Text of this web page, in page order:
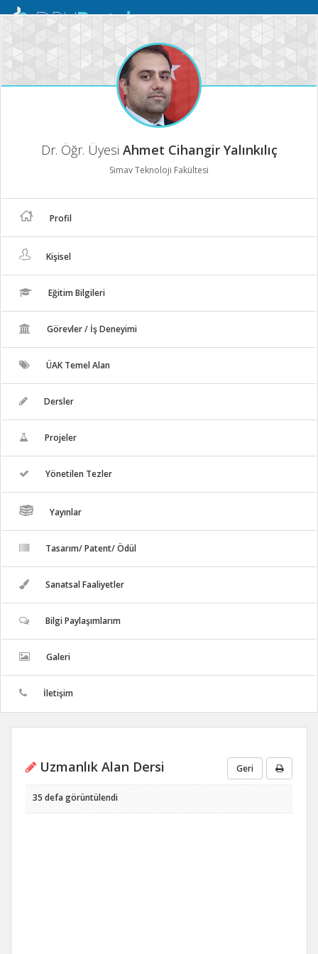
Mobil
Dr. Öğr. Üyesi Ahmet Cihangir Yalınkılıç
Simav Teknoloji Fakültesi
Profil
Kişisel
Eğitim Bilgileri
Görevler / İş Deneyimi
ÜAK Temel Alan
Dersler
Projeler
Yönetilen Tezler
Yayınlar
Tasarım/ Patent/ Ödül
Sanatsal Faaliyetler
Bilgi Paylaşımlarım
Galeri
İletişim
Uzmanlık Alan Dersi Geri
35 defa görüntülendi